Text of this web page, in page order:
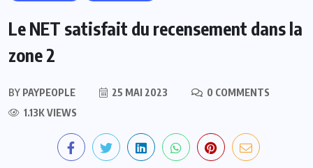
Le NET satisfait du recensement dans la
zone 2
BY PAYPEOPLE 25 MAI 2023
0 COMMENTS
1.13K VIEWS